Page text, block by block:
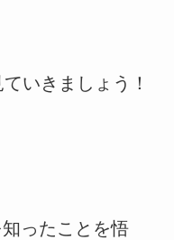
いきましょう！
ったことを悟